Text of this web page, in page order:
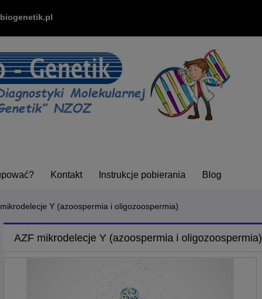
Kontakt Instrukcje pobierania Blog
Y (azoospermia i oligozoospermia)
AZF mikrodelecje Y (azoospermia i oligozoospermia)